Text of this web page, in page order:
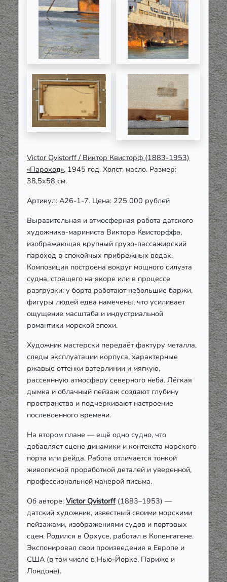
Victor Qvistorff / Виктор Квисторф (1883-1953)
«Пароход», 1945 год. Холст, масло. Размер:
38,5х58 см.
Артикул: А26-1-7. Цена: 225 000 рублей
Выразительная и атмосферная работа датского
художника-мариниста Виктора Квисторффа,
изображающая крупный грузо-пассажирский
пароход в спокойных прибрежных водах.
Композиция построена вокруг мощного силуэта
судна, стоящего на якоре или в процессе
разгрузки: у борта работают небольшие баржи,
фигуры людей едва намечены, что усиливает
ощущение масштаба и индустриальной
романтики морской эпохи.
Художник мастерски передаёт фактуру металла,
следы эксплуатации корпуса, характерные
ржавые оттенки ватерлинии и мягкую,
рассеянную атмосферу северного неба. Лёгкая
дымка и облачный пейзаж создают глубину
пространства и подчеркивают настроение
послевоенного времени.
На втором плане — ещё одно судно, что
добавляет сцене динамики и контекста морского
порта или рейда. Работа отличается тонкой
живописной проработкой деталей и уверенной,
профессиональной манерой письма.
Об авторе: Victor Qvistorff(1883–1953) —
датский художник, известный своими морскими
пейзажами, изображениями судов и портовых
сцен. Родился в Орхусе, работал в Копенгагене.
Экспонировал свои произведения в Европе и
США (в том числе в Нью-Йорке, Париже и
Лондоне).